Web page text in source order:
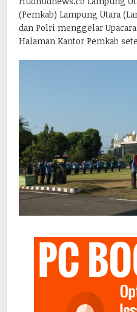
(Pemkab) Lampung Utara
dan Polri menggelar
Halaman Kantor Pemkab